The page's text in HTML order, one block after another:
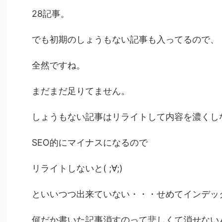
28記事。
でも初期のしょうもない記事も入ってるので、
全然ですね。
まだまだ足りてません。
しょうもない記事はリライトして内容を濃くし
SEO的にマイナスになるので
リライトしないと( ;∀;)
といいつつ出来ていない・・・せめてインデ
何だか書いた記事消すのって悲しくて消せな